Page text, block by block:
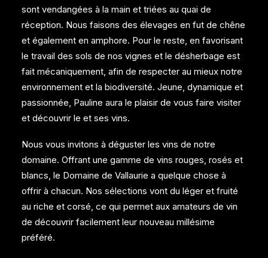
sont vendangées à la main et triées au quai de
réception. Nous faisons des élevages en fut de chêne
et également en amphore. Pour le reste, en favorisant
le travail des sols de nos vignes et le désherbage est
fait mécaniquement, afin de respecter au mieux notre
environnement et la biodiversité. Jeune, dynamique et
passionnée, Pauline aura le plaisir de vous faire visiter
et découvrir le et ses vins.
Nous vous invitons à déguster les vins de notre
domaine. Offrant une gamme de vins rouges, rosés et
blancs, le Domaine de Vallaurie a quelque chose à
offrir à chacun. Nos sélections vont du léger et fruité
au riche et corsé, ce qui permet aux amateurs de vin
de découvrir facilement leur nouveau millésime
préféré.